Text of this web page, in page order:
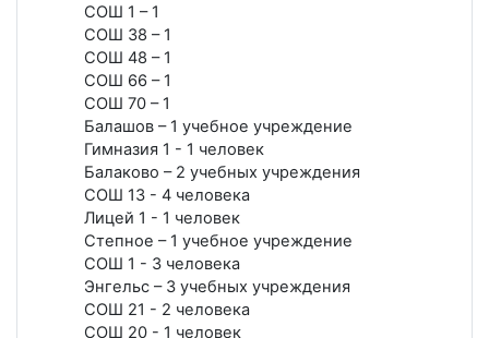
СОШ 1 – 1
СОШ 38 – 1
СОШ 48 – 1
СОШ 66 – 1
СОШ 70 – 1
Балашов – 1 учебное учреждение
Гимназия 1 - 1 человек
Балаково – 2 учебных учреждения
СОШ 13 - 4 человека
Лицей 1 - 1 человек
Степное – 1 учебное учреждение
СОШ 1 - 3 человека
Энгельс – 3 учебных учреждения
СОШ 21 - 2 человека
СОШ 20 - 1 человек